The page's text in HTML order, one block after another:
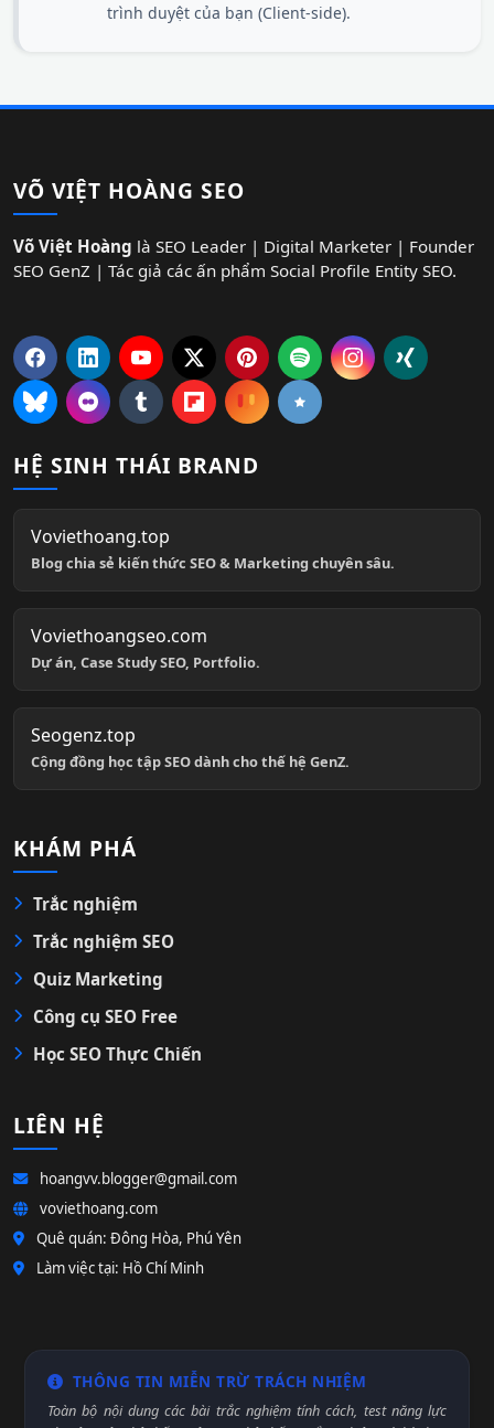
trình duyệt của bạn (Client-side).
VÕ VIỆT HOÀNG SEO
Võ Việt Hoàng là SEO Leader | Digital Marketer | Founder
SEO GenZ | Tác giả các ấn phẩm Social Profile Entity SEO.
HỆ SINH THÁI BRAND
Voviethoang.top
Blog chia sẻ kiến thức SEO & Marketing chuyên sâu.
Voviethoangseo.com
Dự án, Case Study SEO, Portfolio.
Seogenz.top
Cộng đồng học tập SEO dành cho thế hệ GenZ.
KHÁM PHÁ
Trắc nghiệm
Trắc nghiệm SEO
Quiz Marketing
Công cụ SEO Free
Học SEO Thực Chiến
LIÊN HỆ
hoangvv.blogger@gmail.com
voviethoang.com
Quê quán: Đông Hòa, Phú Yên
Làm việc tại: Hồ Chí Minh
THÔNG TIN MIỄN TRỪ TRÁCH NHIỆM
Toàn bộ nội dung các bài trắc nghiệm tính cách, test năng lực